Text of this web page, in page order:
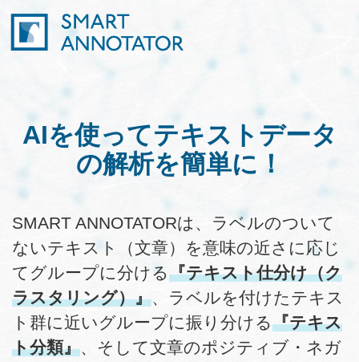
AIを使ってテキストデータ
の解析を簡単に！
SMART ANNOTATORは、ラベルのついて
ないテキスト（文章）を意味の近さに応じ
てグループに分ける『テキスト仕分け（ク
ラスタリング）』、ラベルを付けたテキス
ト群に近いグループに振り分ける『テキス
ト分類』、そして文章のポジティブ・ネガ